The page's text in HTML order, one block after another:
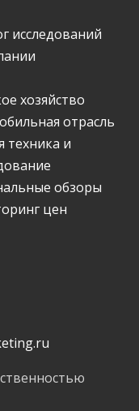
исследований
хозяйство
отрасль
техника и
обзоры
цен